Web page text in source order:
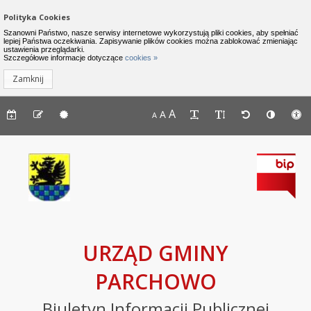
Urząd Gminy Parchowo -
Nawigacja do pomijania linków
Polityka Cookies
Szanowni Państwo, nasze serwisy internetowe wykorzystują pliki cookies, aby spełniać
lepiej Państwa oczekiwania. Zapisywanie plików cookies można zablokować zmieniając
ustawienia przeglądarki.
Szczegółowe informacje dotyczące cookies »
Zamknij
Menu górne
Menu górne - edycja stronyMenu górne - dostępność strony
A A A
URZĄD GMINY
PARCHOWO
Lewe menu
menu
INFORMACJE
Komunikaty
Deklaracja
dostępności
Raport
stanie